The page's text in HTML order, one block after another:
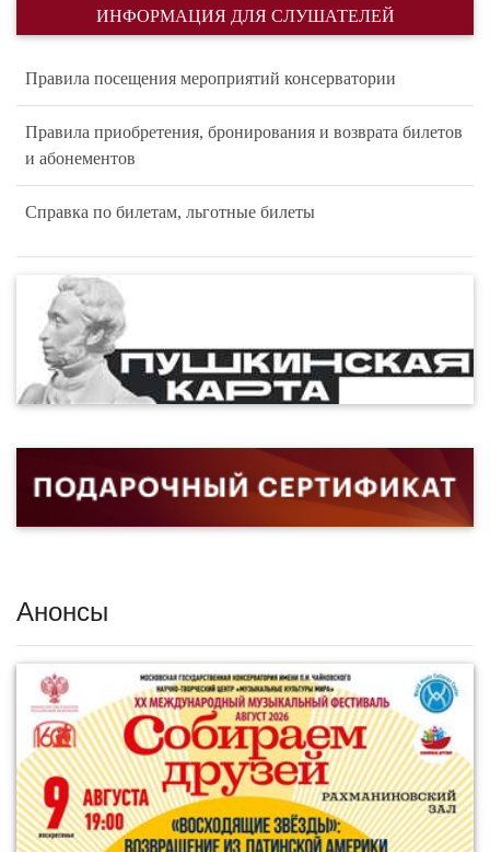
ИНФОРМАЦИЯ ДЛЯ СЛУШАТЕЛЕЙ
Правила посещения мероприятий консерватории
Правила приобретения, бронирования и возврата билетов
и абонементов
Справка по билетам, льготные билеты
Анонсы